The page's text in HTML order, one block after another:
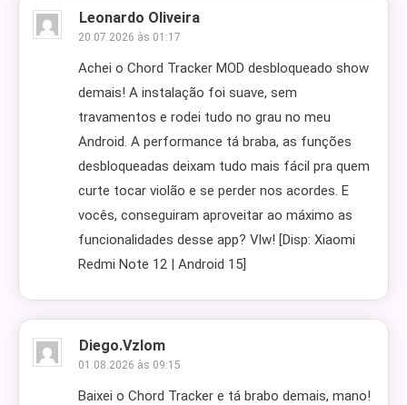
Leonardo Oliveira
20.07.2026 às 01:17
Achei o Chord Tracker MOD desbloqueado show
demais! A instalação foi suave, sem
travamentos e rodei tudo no grau no meu
Android. A performance tá braba, as funções
desbloqueadas deixam tudo mais fácil pra quem
curte tocar violão e se perder nos acordes. E
vocês, conseguiram aproveitar ao máximo as
funcionalidades desse app? Vlw! [Disp: Xiaomi
Redmi Note 12 | Android 15]
Diego.vzlom
01.08.2026 às 09:15
Baixei o Chord Tracker e tá brabo demais, mano!